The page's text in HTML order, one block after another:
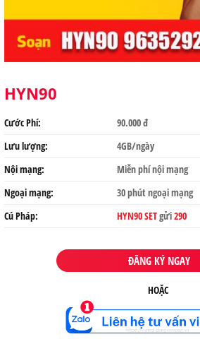
HYN90
Cước Phí:
90.000 đ
Lưu lượng:
4GB/ngày
Nội mạng:
Miễn phí nội mạng
Ngoại mạng:
30 phút ngoại mạng
Cú Pháp:
HYN90 SETgửi290
ĐĂNG KÝ NGAY
HOẶC